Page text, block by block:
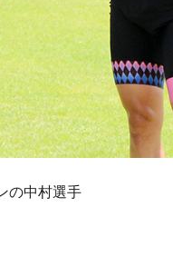
の中村選手